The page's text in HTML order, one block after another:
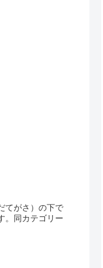
てがさ）の下で
。同カテゴリー